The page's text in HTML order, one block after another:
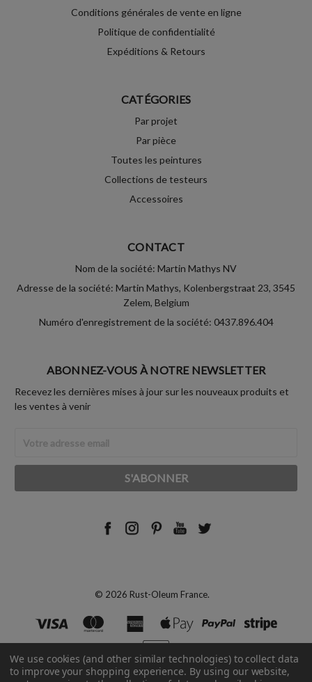
Conditions générales de vente en ligne
Politique de confidentialité
Expéditions & Retours
CATÉGORIES
Par projet
Par pièce
Toutes les peintures
Collections de testeurs
Accessoires
CONTACT
Nom de la société: Martin Mathys NV
Adresse de la société: Martin Mathys, Kolenbergstraat 23, 3545
Zelem, Belgium
Numéro d'enregistrement de la société: 0437.896.404
ABONNEZ-VOUS À NOTRE NEWSLETTER
Recevez les dernières mises à jour sur les nouveaux produits et
les ventes à venir
Email
© 2026 Rust-Oleum France.
We use cookies (and other similar technologies) to collect data
to improve your shopping experience. By using our website,